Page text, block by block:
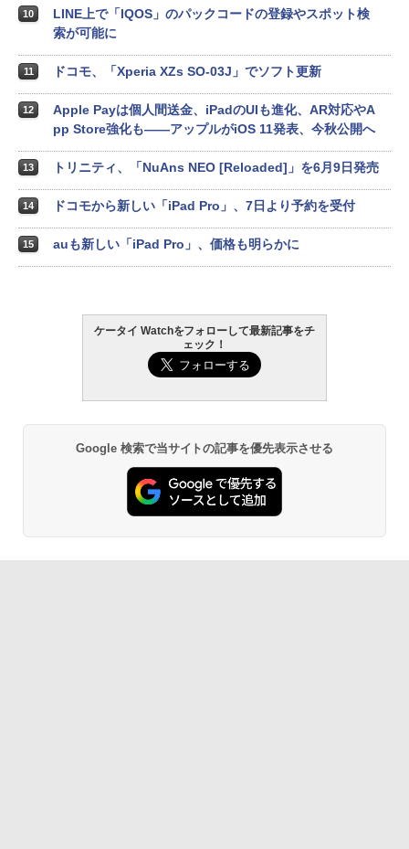
10
LINE上で「IQOS」のパックコードの登録やスポット検
索が可能に
11 ドコモ、「Xperia XZs SO-03J」でソフト更新
12
Apple Payは個人間送金、iPadのUIも進化、AR対応やA
pp Store強化も――アップルがiOS 11発表、今秋公開へ
13 トリニティ、「NuAns NEO [Reloaded]」を6月9日発売
14 ドコモから新しい「iPad Pro」、7日より予約を受付
15 auも新しい「iPad Pro」、価格も明らかに
ケータイ Watchをフォローして最新記事をチ
ェック！
Google 検索で当サイトの記事を優先表示させる